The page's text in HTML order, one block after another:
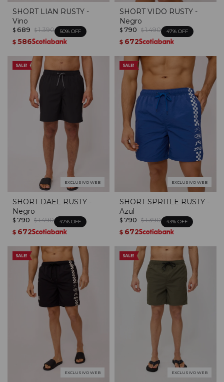
SHORT LIAN RUSTY -
Vino
$ 689 $ 1.390 50
$ 586
SHORT VIDO RUSTY -
Negro
$ 790 $ 1.490 47
$ 672
EXCLUSIVO WEB
SHORT DAEL RUSTY -
Negro
$ 790 $ 1.490 47
$ 672
EXCLUSIVO WEB
SHORT SPRITLE RUSTY -
Azul
$ 790 $ 1.390 43
$ 672
EXCLUSIVO WEB EXCLUSIVO WEB